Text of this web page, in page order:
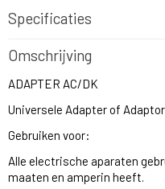
Specificaties
Productcode
TRENDY MARKETING
EAN code
Productcode leverancier
Trendy Marketing
Netto gewicht
Omschrijving
ADAPTER AC/DK
Universele Adapter of
Gebruiken voor:
Alle electrische aparaten
maaten en amperin heeft.